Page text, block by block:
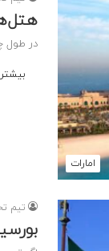
امارات
در طول
تیم